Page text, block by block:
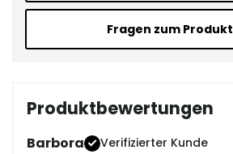
Fragen zum Produkt
Produktbewertungen
Barbora
Verifizierter Kunde